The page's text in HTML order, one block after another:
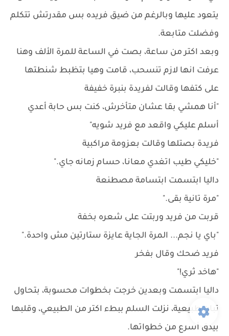
يتعود عليها وبالرغم من ضيق فريده بس مقدرتش تتكلم
وفضلت متابعة.
وبعد اكتر من ساعة، بصت في الساعة للمرة الألف وهنا
عرفت انها لازم تنسحب، قامت وهيا بتظبط شنطتها
على كتفها وقالت لفريدة بنبرة خفيفة
"أنا همشي بقا عشان متأخرش، كنت بس حابة أعدي
أسلم عليكي واقعد مع فريد شويه"
فريدة بصتلها وقالت بعزومة مراكبية
"خليكي طيب اتغدي معانا، حسام زمانه جاي."
داليا ابتسمت ابتسامة مصطنعة
"مرة تانية بقى."
قربت من فريد وربتت على شعره بخفة
"باي يا نجم... المرة الجاية عايزة ستارتين مش واحدة."
فريد ضحك وقال بفخر
"هاخد ثري!"
داليا ابتسمت وبعدين خرجت بخطوات محسوبة، بتحاول
تبان طبيعية، نزلت السلم ببطء اكتر من الطبيعي، وقلبها
بيدق أسرع من خطواتها.